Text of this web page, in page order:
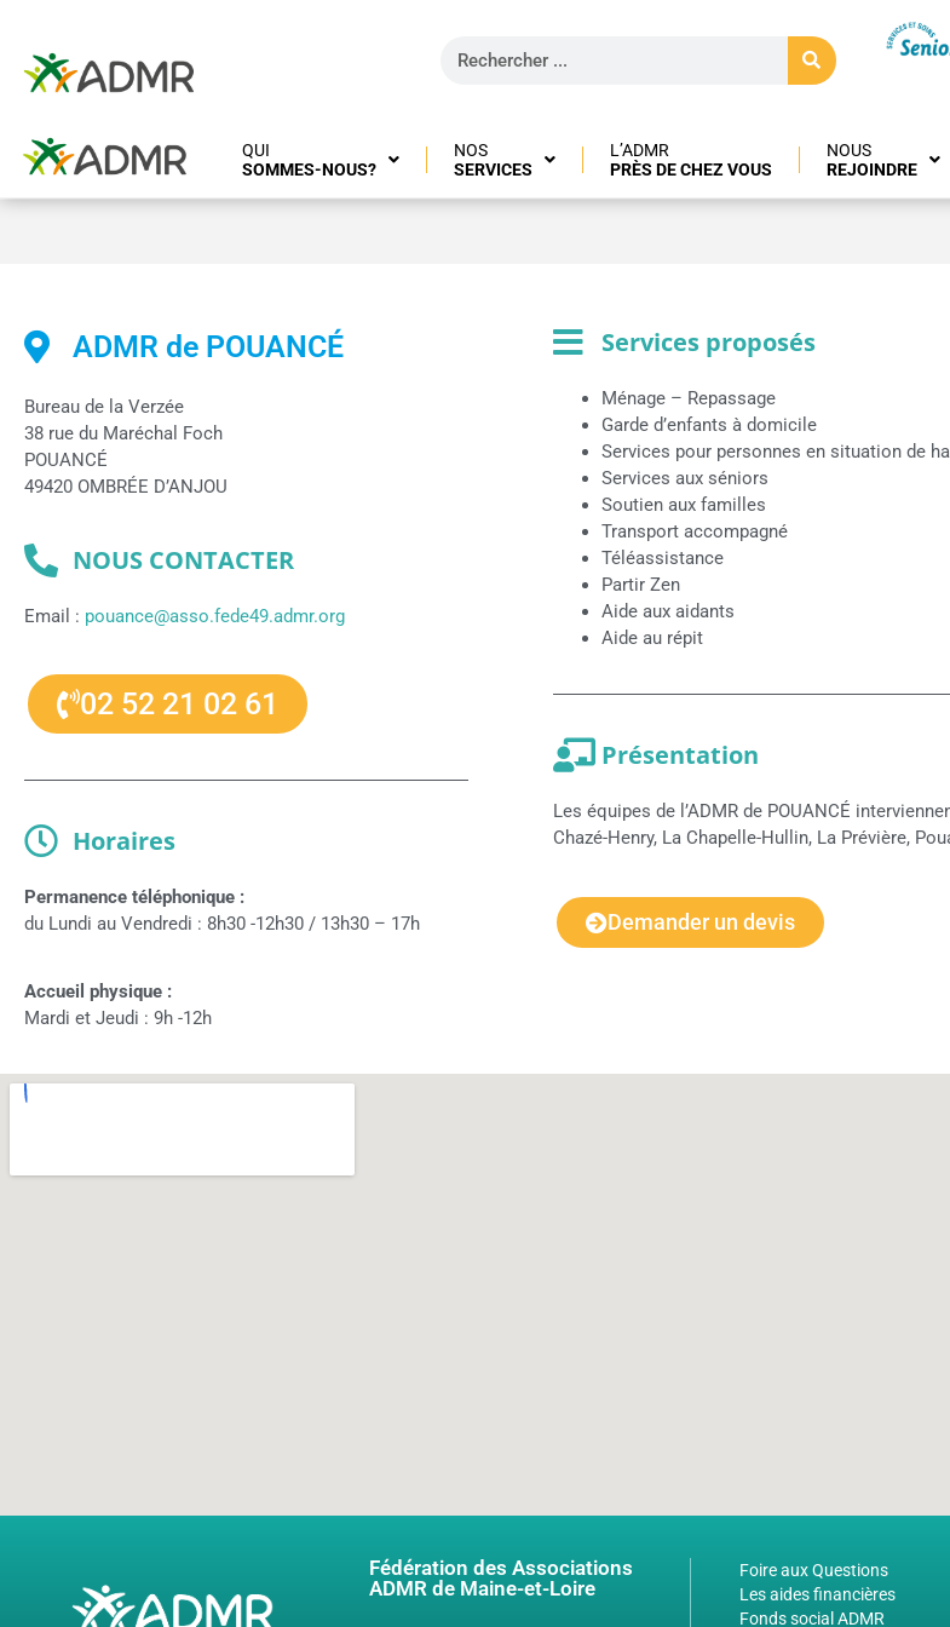
QUI
SOMMES-NOUS?
NOS
SERVICES
L’ADMR
PRÈS DE CHEZ VOUS
NOUS
REJOINDRE
ADMR de POUANCÉ
Bureau de la Verzée
38 rue du Maréchal Foch
POUANCÉ
49420 OMBRÉE D’ANJOU
NOUS CONTACTER
Email : pouance@asso.fede49.admr.org
02 52 21 02 61
Horaires
Permanence téléphonique :
du Lundi au Vendredi : 8h30 -12h30 / 13h30 – 17h
Accueil physique :
Mardi et Jeudi : 9h -12h
Services proposés
Ménage – Repassage
Garde d’enfants à domicile
Services pour personnes en situation de
Services aux séniors
Soutien aux familles
Transport accompagné
Téléassistance
Partir Zen
Aide aux aidants
Aide au répit
Présentation
Les équipes de l’ADMR de POUANCÉ
Chazé-Henry, La Chapelle-Hullin, La Prévière,
Demander un devis
Fédération des Associations
ADMR de Maine-et-Loire
Foire aux Questions
Les aides financières
Fonds social ADMR